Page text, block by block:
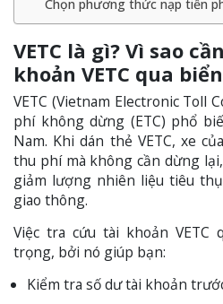
Chọn phương thức nạp tiền
VETC là gì? Vì sao
khoản VETC qua
VETC (Vietnam Electronic Toll
phí không dừng (ETC) phổ
Nam. Khi dán thẻ VETC, xe
thu phí mà không cần dừng
giảm lượng nhiên liệu tiêu
giao thông.
Việc tra cứu tài khoản VETC
trọng, bởi nó giúp bạn:
Kiểm tra số dư tài khoản